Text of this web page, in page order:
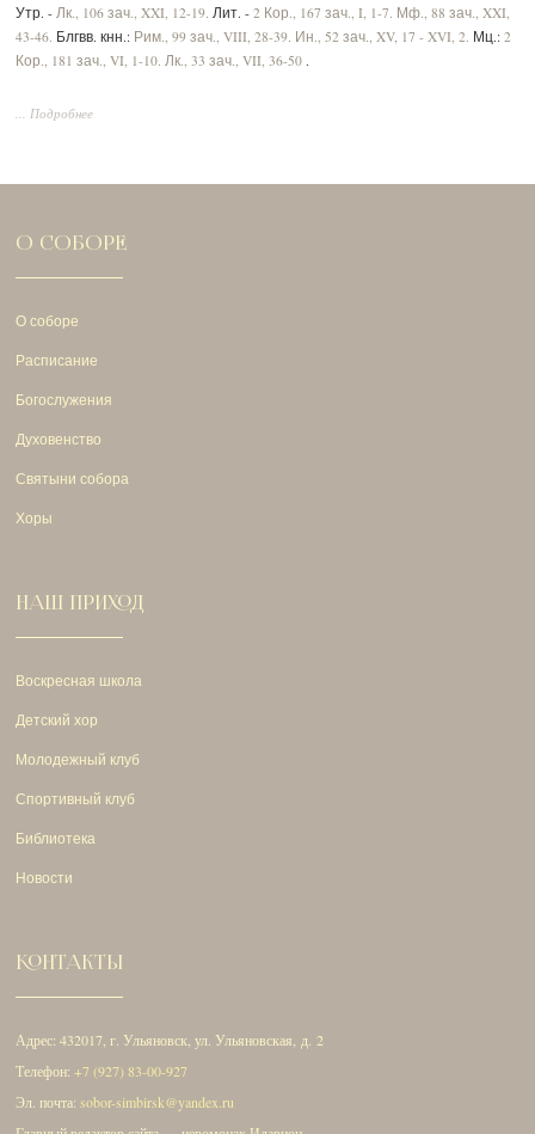
Утр. -Лк., 106 зач., XXI, 12-19. Лит. -2 Кор., 167 зач., I, 1-7. Мф., 88 зач., XXI,
43-46. Блгвв. кнн.: Рим., 99 зач., VIII, 28-39. Ин., 52 зач., XV, 17 - XVI, 2. Мц.:2
Кор., 181 зач., VI, 1-10. Лк., 33 зач., VII, 36-50 .
... Подробнее
О СОБОРЕ
О соборе
Расписание
Богослужения
Духовенство
Святыни собора
Хоры
НАШ ПРИХОД
Воскресная школа
Детский хор
Молодежный клуб
Спортивный клуб
Библиотека
Новости
КОНТАКТЫ
Адрес: 432017, г. Ульяновск, ул. Ульяновская, д. 2
Телефон:+7 (927) 83-00-927
Эл. почта:sobor-simbirsk@yandex.ru